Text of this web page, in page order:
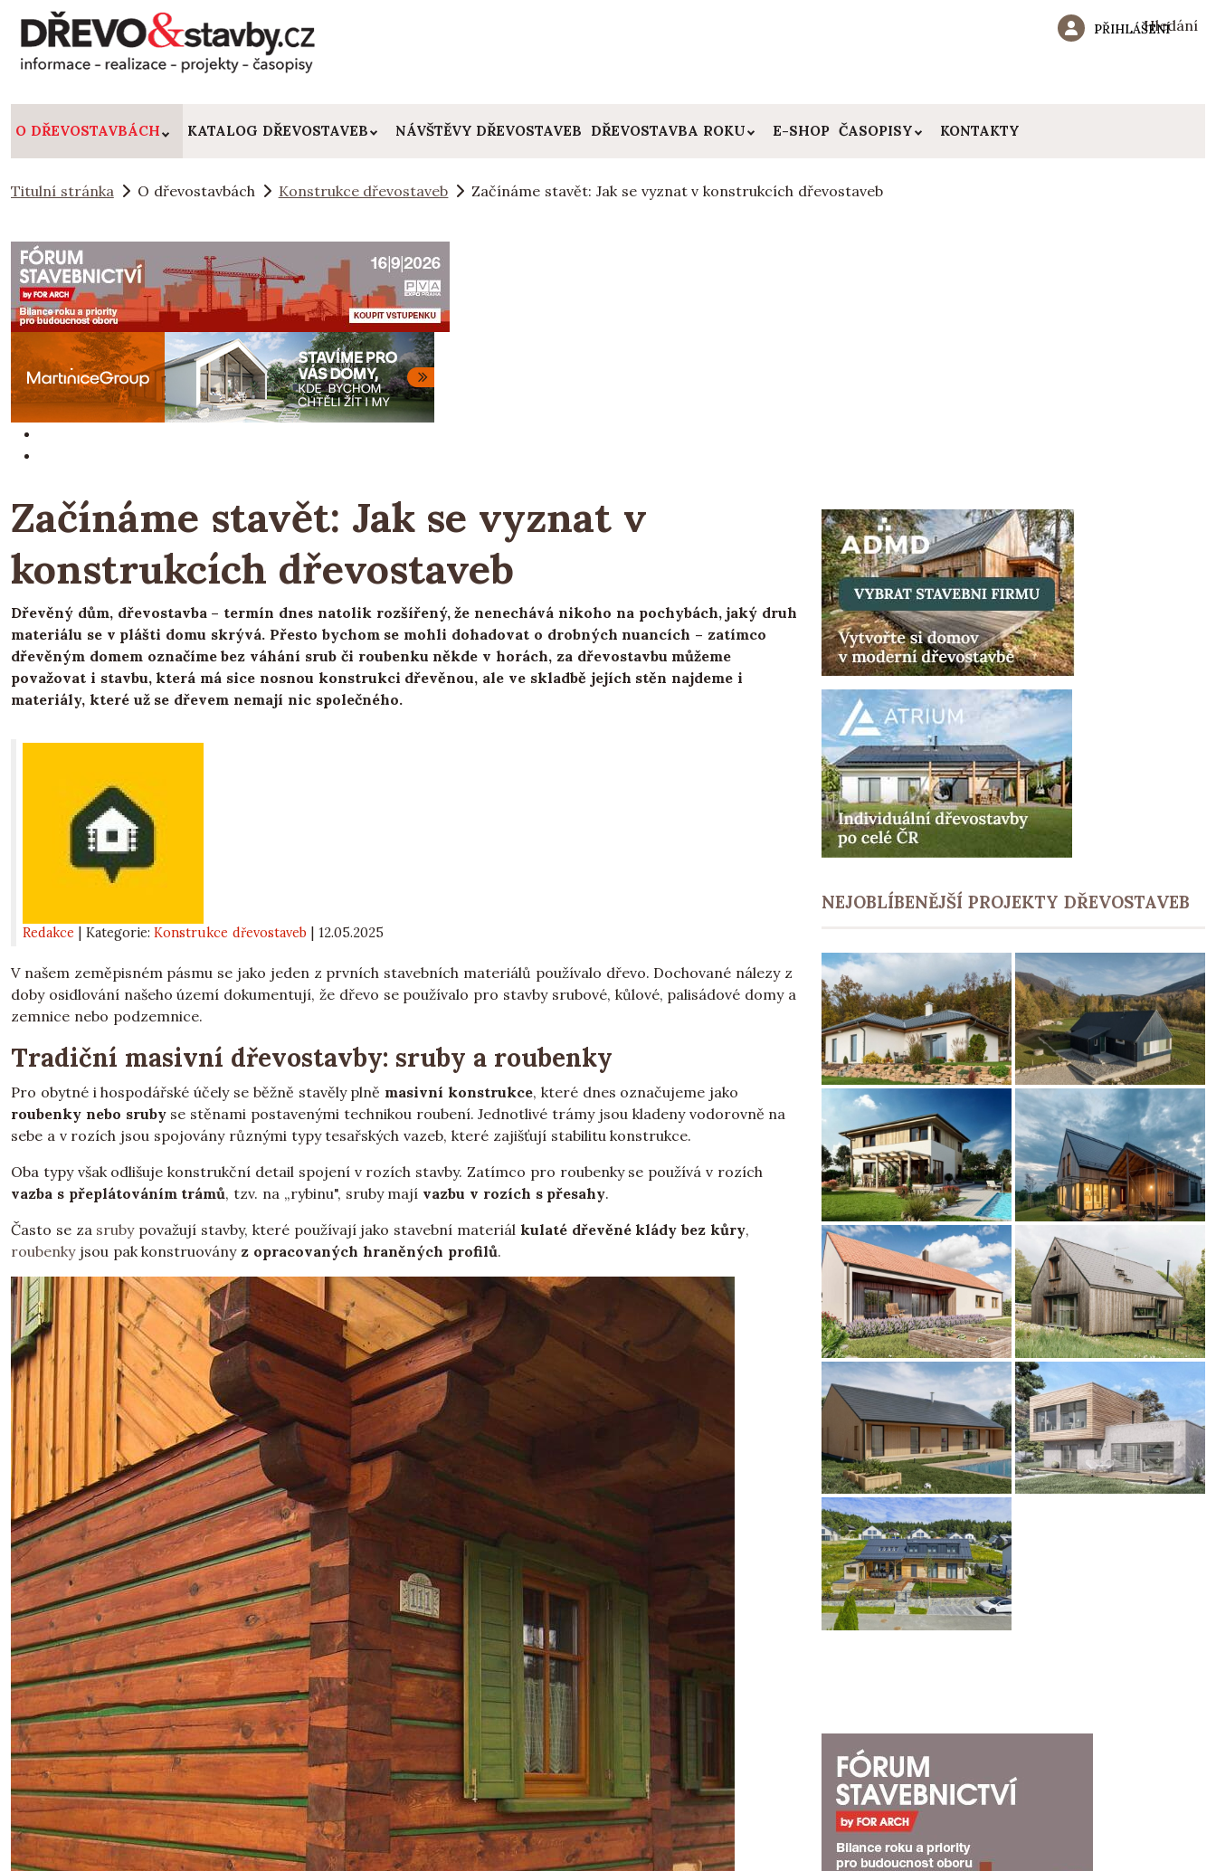
Hledání
PŘIHLÁŠENÍ
O DŘEVOSTAVBÁCH KATALOG DŘEVOSTAVEB NÁVŠTĚVY DŘEVOSTAVEB DŘEVOSTAVBA ROKU E-SHOP ČASOPISY KONTAKTY
Titulní stránka O dřevostavbách Konstrukce dřevostaveb Začínáme stavět: Jak se vyznat v konstrukcích dřevostaveb
Začínáme stavět: Jak se vyznat v
konstrukcích dřevostaveb
Dřevěný dům, dřevostavba – termín dnes natolik rozšířený, že nenechává nikoho na pochybách, jaký druh
materiálu se v plášti domu skrývá. Přesto bychom se mohli dohadovat o drobných nuancích – zatímco
dřevěným domem označíme bez váhání srub či roubenku někde v horách, za dřevostavbu můžeme
považovat i stavbu, která má sice nosnou konstrukci dřevěnou, ale ve skladbě jejích stěn najdeme i
materiály, které už se dřevem nemají nic společného.
Redakce | Kategorie:Konstrukce dřevostaveb 12.05.2025
V našem zeměpisném pásmu se jako jeden z prvních stavebních materiálů používalo dřevo. Dochované nálezy z
doby osidlování našeho území dokumentují, že dřevo se používalo pro stavby srubové, kůlové, palisádové domy a
zemnice nebo podzemnice.
Tradiční masivní dřevostavby: sruby a roubenky
Pro obytné i hospodářské účely se běžně stavěly plně masivní konstrukce, které dnes označujeme jako
roubenky nebo srubyse stěnami postavenými technikou roubení. Jednotlivé trámy jsou kladeny vodorovně na
sebe a v rozích jsou spojovány různými typy tesařských vazeb, které zajišťují stabilitu konstrukce.
Oba typy však odlišuje konstrukční detail spojení v rozích stavby. Zatímco pro roubenky se používá v rozích
vazba s přeplátováním trámů, tzv. na „rybinu", sruby mají vazbu v rozích s přesahy.
Často se za srubypovažují stavby, které používají jako stavební materiál kulaté dřevěné klády bez kůry,
roubenkyjsou pak konstruovány z opracovaných hraněných profilů.
NEJOBLÍBENĚJŠÍ PROJEKTY DŘEVOSTAVEB